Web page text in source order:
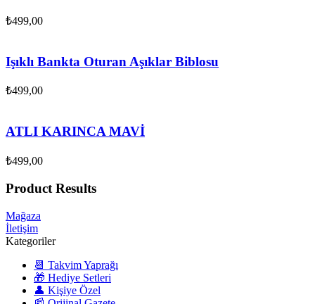
₺499,00
Işıklı Bankta Oturan Aşıklar Biblosu
₺499,00
ATLI KARINCA MAVİ
₺499,00
Product Results
Mağaza
İletişim
Kategoriler
📆 Takvim Yaprağı
🎁 Hediye Setleri
👤 Kişiye Özel